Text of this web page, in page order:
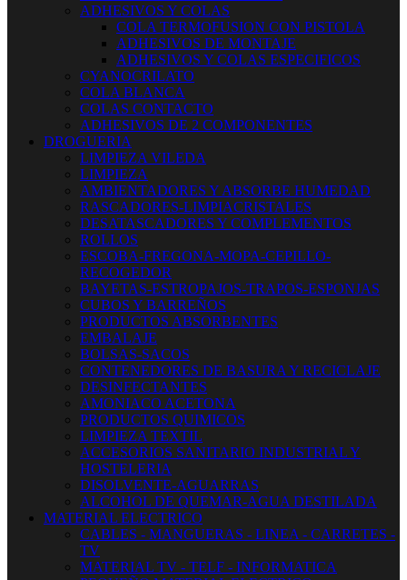
ADHESIVOS Y COLAS
COLA TERMOFUSION CON PISTOLA
ADHESIVOS DE MONTAJE
ADHESIVOS Y COLAS ESPECIFICOS
CYANOCRILATO
COLA BLANCA
COLAS CONTACTO
ADHESIVOS DE 2 COMPONENTES
DROGUERIA
LIMPIEZA VILEDA
LIMPIEZA
AMBIENTADORES Y ABSORBE HUMEDAD
RASCADORES-LIMPIACRISTALES
DESATASCADORES Y COMPLEMENTOS
ROLLOS
ESCOBA-FREGONA-MOPA-CEPILLO-
RECOGEDOR
BAYETAS-ESTROPAJOS-TRAPOS-ESPONJAS
CUBOS Y BARREÑOS
PRODUCTOS ABSORBENTES
EMBALAJE
BOLSAS-SACOS
CONTENEDORES DE BASURA Y RECICLAJE
DESINFECTANTES
AMONIACO ACETONA
PRODUCTOS QUIMICOS
LIMPIEZA TEXTIL
ACCESORIOS SANITARIO INDUSTRIAL Y
HOSTELERIA
DISOLVENTE-AGUARRAS
ALCOHOL DE QUEMAR-AGUA DESTILADA
MATERIAL ELECTRICO
CABLES - MANGUERAS - LINEA - CARRETES -
TV
MATERIAL TV - TELF - INFORMATICA